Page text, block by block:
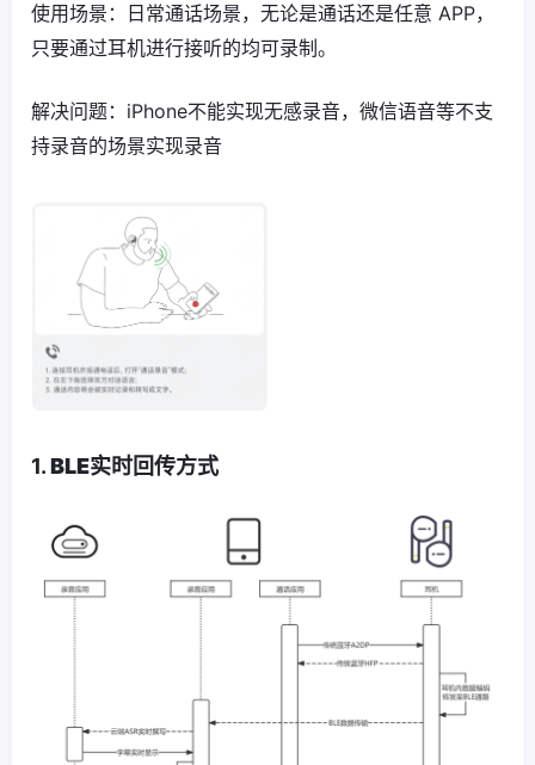
使用场景：日常通话场景，无论是通话还是任意 APP，
只要通过耳机进行接听的均可录制。
解决问题：iPhone不能实现无感录音，微信语音等不支
持录音的场景实现录音
1.BLE实时回传方式